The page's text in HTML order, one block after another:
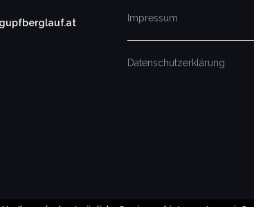
Impressum
Datenschutzerklärung